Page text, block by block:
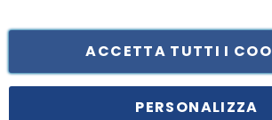
Principe di Piemonte 199, cap. 80026 Casoria (NA)
ACCETTA TUTTI I
PERSONALIZZA